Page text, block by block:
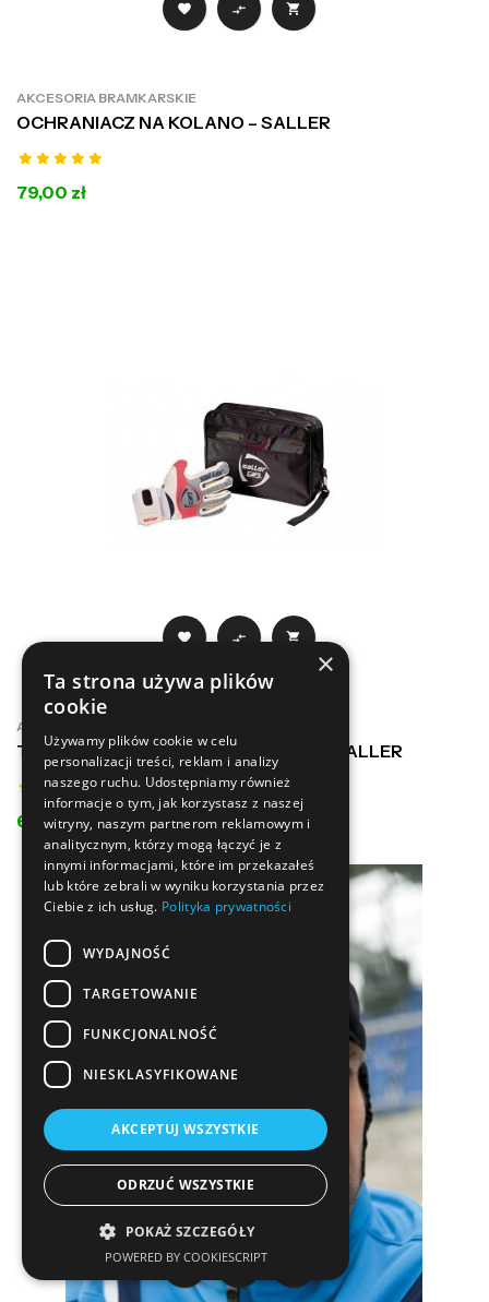
  
AKCESORIA BRAMKARSKIE
OCHRANIACZ NA KOLANO – SALLER
79,00 zł
  
AKCESORIA BRAMKARSKIE
TORBA / SASZETKA NA RĘKAWICE – SALLER
69,00 zł

×
Ta strona używa plików
cookie
Używamy plików cookie w celu
personalizacji treści, reklam i analizy
naszego ruchu. Udostępniamy również
informacje o tym, jak korzystasz z naszej
witryny, naszym partnerom reklamowym i
analitycznym, którzy mogą łączyć je z
innymi informacjami, które im przekazałeś
lub które zebrali w wyniku korzystania przez
Ciebie z ich usług. Polityka prywatności
WYDAJNOŚĆ
TARGETOWANIE
FUNKCJONALNOŚĆ
NIESKLASYFIKOWANE
AKCEPTUJ WSZYSTKIE
ODRZUĆ WSZYSTKIE
POKAŻ SZCZEGÓŁY
POWERED BY COOKIESCRIPT